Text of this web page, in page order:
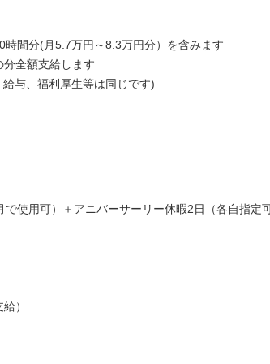
時間分(月5.7万円～8.3万円分）を含みます
分全額支給します
与、福利厚生等は同じです)
で使用可）＋アニバーサーリー休暇2日（各自指定
）